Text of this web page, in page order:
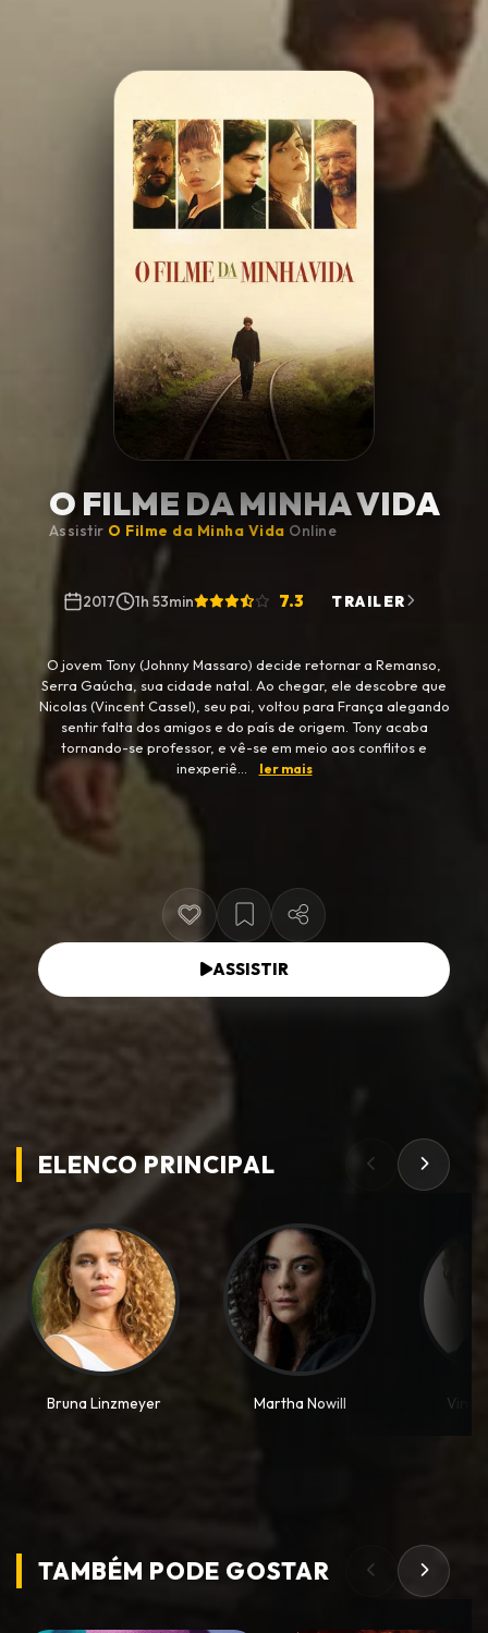
Minha Lista
Pesquisar
O FILME DA MINHA VIDA
Assistir O Filme da Minha Vida Online
2017 1h 53min 7.3 TRAILER
O jovem Tony (Johnny Massaro) decide retornar a Remanso,
Serra Gaúcha, sua cidade natal. Ao chegar, ele descobre que
Nicolas (Vincent Cassel), seu pai, voltou para França alegando
sentir falta dos amigos e do país de origem. Tony acaba
tornando-se professor, e vê-se em meio aos conflitos e
inexperiê...
ler mais
ASSISTIR
ELENCO PRINCIPAL
Bruna Linzmeyer Martha Nowill
TAMBÉM PODE GOSTAR